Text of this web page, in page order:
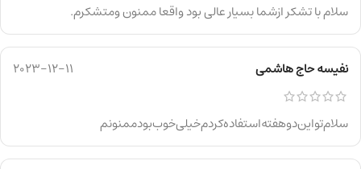
سلام با تشکر ازشما بسیار عالی بود واقعا ممنون ومتشکرم.
نفیسه حاج هاشمی 2023-12-11
سلام‌تواین‌دوهفته‌استفاده‌کردم‌خیلی‌خوب‌بودممنونم